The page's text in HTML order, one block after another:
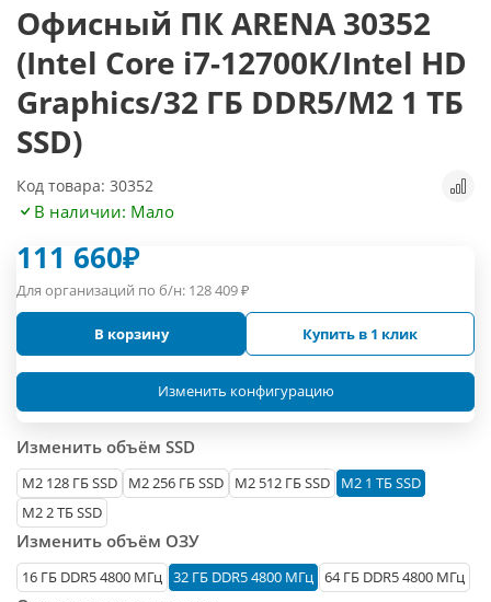
Офисный ПК ARENA 30352
(Intel Core i7-12700K/Intel HD
Graphics/32 ГБ DDR5/M2 1 ТБ
SSD)
Код товара: 30352
В наличии: Мало
111 660₽
Для организаций по б/н: 128 409₽
В корзину Купить в 1 клик
Изменить конфигурацию
Изменить объём SSD
М2 128 ГБ SSD M2 256 ГБ SSD M2 512 ГБ SSD
M2 1 ТБ SSD
M2 2 ТБ SSD
Изменить объём ОЗУ
16 ГБ DDR5 4800 МГц 32 ГБ DDR5 4800 МГц 64 ГБ DDR5 4800 МГц